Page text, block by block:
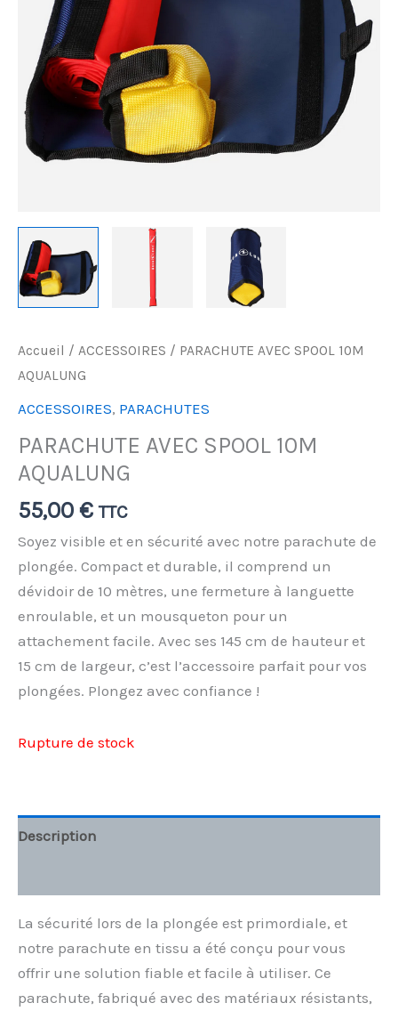
Accueil / ACCESSOIRES / PARACHUTE AVEC SPOOL 10M
AQUALUNG
ACCESSOIRES, PARACHUTES
PARACHUTE AVEC SPOOL 10M
AQUALUNG
55,00 € TTC
Soyez visible et en sécurité avec notre parachute de
plongée. Compact et durable, il comprend un
dévidoir de 10 mètres, une fermeture à languette
enroulable, et un mousqueton pour un
attachement facile. Avec ses 145 cm de hauteur et
15 cm de largeur, c’est l’accessoire parfait pour vos
plongées. Plongez avec confiance !
Rupture de stock
Description
La sécurité lors de la plongée est primordiale, et
notre parachute en tissu a été conçu pour vous
offrir une solution fiable et facile à utiliser. Ce
parachute, fabriqué avec des matériaux résistants,